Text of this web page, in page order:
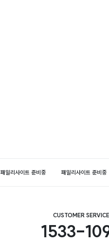
패밀리사이트 준비중 패밀리사이트 준비중
CUSTOMER SERVICE
1533-